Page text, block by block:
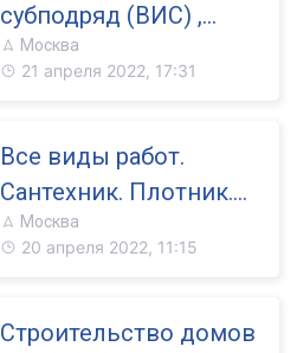
субподряд (ВИС) ,
ИТП, ЦТП
Москва
21 апреля 2022, 17:31
Все виды работ.
Сантехник. Плотник.
Электрик
Москва
20 апреля 2022, 11:15
Строительство домов